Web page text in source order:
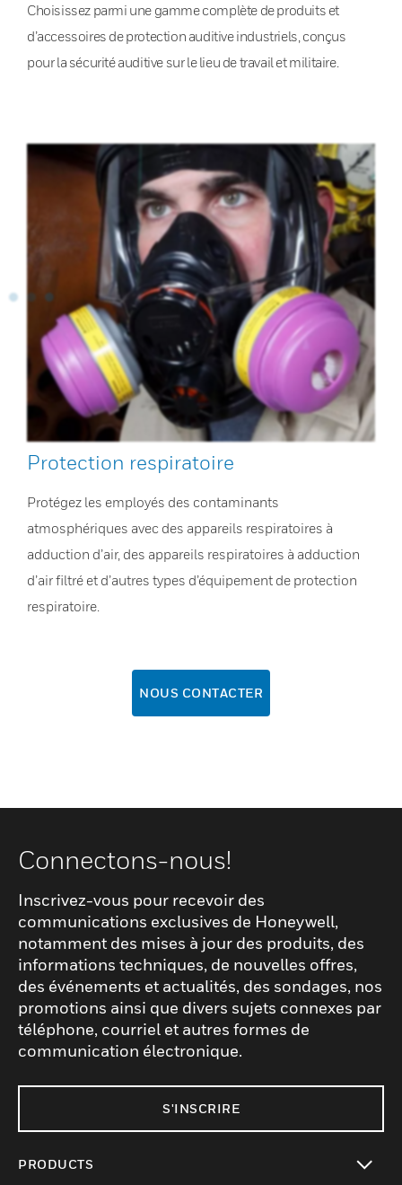
Choisissez parmi une gamme complète de produits et
d’accessoires de protection auditive industriels, conçus
pour la sécurité auditive sur le lieu de travail et militaire.
Protection respiratoire
Protégez les employés des contaminants
atmosphériques avec des appareils respiratoires à
adduction d’air, des appareils respiratoires à adduction
d’air filtré et d’autres types d’équipement de protection
respiratoire.
NOUS CONTACTER
Connectons-nous!
Inscrivez-vous pour recevoir des
communications exclusives de Honeywell,
notamment des mises à jour des produits, des
informations techniques, de nouvelles offres,
des événements et actualités, des sondages, nos
promotions ainsi que divers sujets connexes par
téléphone, courriel et autres formes de
communication électronique.
S'INSCRIRE
PRODUCTS